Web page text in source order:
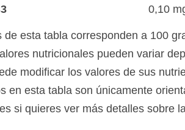
0,10
de esta tabla corresponden a 100
nutricionales pueden variar
modificar los valores de sus
en esta tabla son únicamente
si quieres ver más detalles sobre